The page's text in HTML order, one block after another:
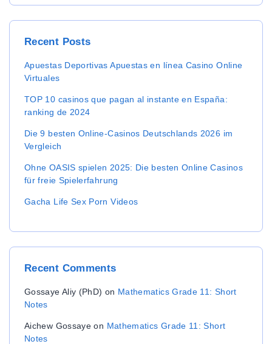
r
c
Recent Posts
Apuestas Deportivas Apuestas en línea Casino Online
Virtuales
TOP 10 casinos que pagan al instante en España:
ranking de 2024
Die 9 besten Online-Casinos Deutschlands 2026 im
Vergleich
Ohne OASIS spielen 2025: Die besten Online Casinos
für freie Spielerfahrung
Gacha Life Sex Porn Videos
Recent Comments
Gossaye Aliy (PhD) on Mathematics Grade 11: Short
Notes
Aichew Gossaye on Mathematics Grade 11: Short
Notes